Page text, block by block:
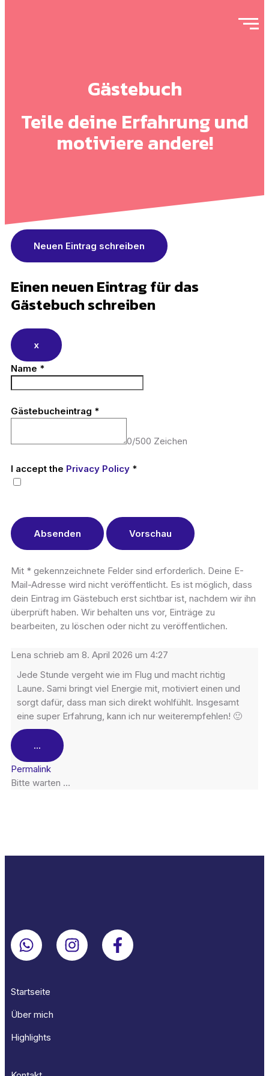
Gästebuch
Teile deine Erfahrung und
motiviere andere!
Einen neuen Eintrag für das
Gästebuch schreiben
x
Name *
Gästebucheintrag *
0/500 Zeichen
I accept the Privacy Policy *
Mit * gekennzeichnete Felder sind erforderlich. Deine E-
Mail-Adresse wird nicht veröffentlicht. Es ist möglich, dass
dein Eintrag im Gästebuch erst sichtbar ist, nachdem wir ihn
überprüft haben. Wir behalten uns vor, Einträge zu
bearbeiten, zu löschen oder nicht zu veröffentlichen.
Lena schrieb am 8. April 2026 um 4:27
Jede Stunde vergeht wie im Flug und macht richtig
Laune. Sami bringt viel Energie mit, motiviert einen und
sorgt dafür, dass man sich direkt wohlfühlt. Insgesamt
eine super Erfahrung, kann ich nur weiterempfehlen! 🙂
...
Permalink
Bitte warten …
Startseite
Über mich
Highlights